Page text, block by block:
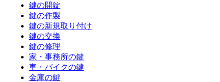
鍵の開錠
鍵の作製
鍵の新規取り付け
鍵の交換
鍵の修理
家・事務所の鍵
車・バイクの鍵
金庫の鍵